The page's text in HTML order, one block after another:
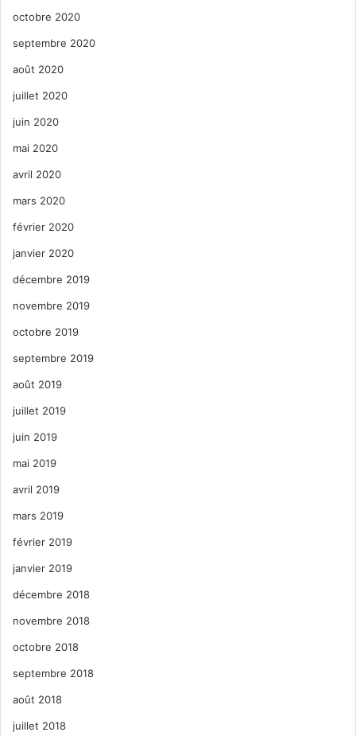
octobre 2020
septembre 2020
août 2020
juillet 2020
juin 2020
mai 2020
avril 2020
mars 2020
février 2020
janvier 2020
décembre 2019
novembre 2019
octobre 2019
septembre 2019
août 2019
juillet 2019
juin 2019
mai 2019
avril 2019
mars 2019
février 2019
janvier 2019
décembre 2018
novembre 2018
octobre 2018
septembre 2018
août 2018
juillet 2018